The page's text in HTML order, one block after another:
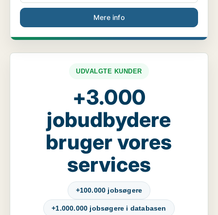
Mere info
UDVALGTE KUNDER
+3.000
jobudbydere
bruger vores
services
+100.000 jobsøgere
+1.000.000 jobsøgere i databasen